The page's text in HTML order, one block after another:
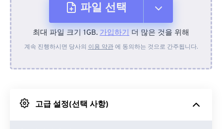
파일 선택
장치에서
Google 드라이브에서
최대 파일 크기 1GB. 가입하기 더 많은 것을 위해
계속 진행하시면 당사의 이용 약관에 동의하는 것으로 간주됩니다.
고급 설정(선택 사항)